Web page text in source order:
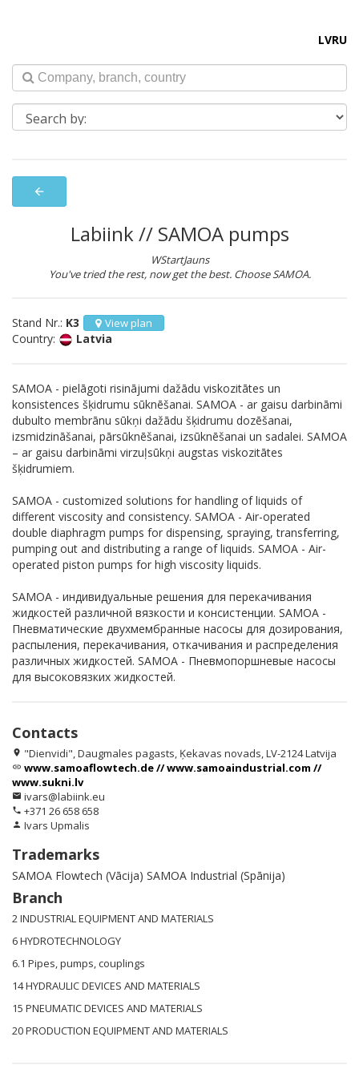
LVRU
arrow_back
Labiink // SAMOA pumps
WStartJauns
You've tried the rest, now get the best. Choose SAMOA.
Stand Nr.: K3 View plan
Country: Latvia
SAMOA - pielāgoti risinājumi dažādu viskozitātes un
konsistences šķidrumu sūknēšanai. SAMOA - ar gaisu darbināmi
dubulto membrānu sūkņi dažādu šķidrumu dozēšanai,
izsmidzināšanai, pārsūknēšanai, izsūknēšanai un sadalei. SAMOA
– ar gaisu darbināmi virzuļsūkņi augstas viskozitātes
šķidrumiem.
SAMOA - customized solutions for handling of liquids of
different viscosity and consistency. SAMOA - Air-operated
double diaphragm pumps for dispensing, spraying, transferring,
pumping out and distributing a range of liquids. SAMOA - Air-
operated piston pumps for high viscosity liquids.
SAMOA - индивидуальные решения для перекачивания
жидкостей различной вязкости и консистенции. SAMOA -
Пневматические двухмембранные насосы для дозирования,
распыления, перекачивания, откачивания и распределения
различных жидкостей. SAMOA - Пневмопоршневые насосы
для высоковязких жидкостей.
Contacts
location_on "Dienvidi", Daugmales pagasts, Ķekavas novads, LV-2124 Latvija
link www.samoaflowtech.de // www.samoaindustrial.com //
www.sukni.lv
email ivars@labiink.eu
phone +371 26 658 658
person Ivars Upmalis
Trademarks
SAMOA Flowtech (Vācija) SAMOA Industrial (Spānija)
Branch
2 INDUSTRIAL EQUIPMENT AND MATERIALS
6 HYDROTECHNOLOGY
6.1 Pipes, pumps, couplings
14 HYDRAULIC DEVICES AND MATERIALS
15 PNEUMATIC DEVICES AND MATERIALS
20 PRODUCTION EQUIPMENT AND MATERIALS